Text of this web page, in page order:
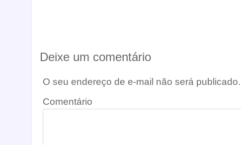
Deixe um comentário
O seu endereço de e-mail não será publicado.
Comentário